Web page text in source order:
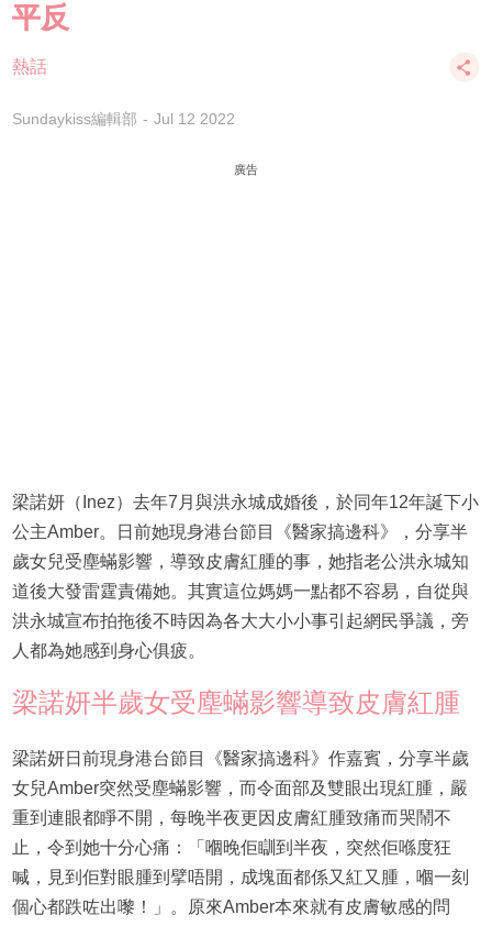
平反
熱話
Sundaykiss編輯部 Jul 12 2022
廣告
梁諾妍（Inez）去年7月與洪永城成婚後，於同年12年誕下小
公主Amber。日前她現身港台節目《醫家搞邊科》，分享半
歲女兒受塵蟎影響，導致皮膚紅腫的事，她指老公洪永城知
道後大發雷霆責備她。其實這位媽媽一點都不容易，自從與
洪永城宣布拍拖後不時因為各大大小小事引起網民爭議，旁
人都為她感到身心俱疲。
梁諾妍半歲女受塵蟎影響導致皮膚紅腫
梁諾妍日前現身港台節目《醫家搞邊科》作嘉賓，分享半歲
女兒Amber突然受塵蟎影響，而令面部及雙眼出現紅腫，嚴
重到連眼都睜不開，每晚半夜更因皮膚紅腫致痛而哭鬧不
止，令到她十分心痛：「嗰晚佢瞓到半夜，突然佢喺度狂
喊，見到佢對眼腫到擘唔開，成塊面都係又紅又腫，嗰一刻
個心都跌咗出嚟！」。原來Amber本來就有皮膚敏感的問